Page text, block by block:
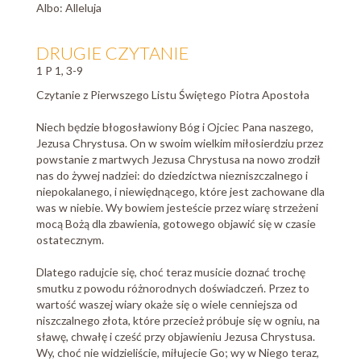
Albo: Alleluja
DRUGIE CZYTANIE
1 P 1, 3-9
Czytanie z Pierwszego Listu Świętego Piotra Apostoła
Niech będzie błogosławiony Bóg i Ojciec Pana naszego,
Jezusa Chrystusa. On w swoim wielkim miłosierdziu przez
powstanie z martwych Jezusa Chrystusa na nowo zrodził
nas do żywej nadziei: do dziedzictwa niezniszczalnego i
niepokalanego, i niewiędnącego, które jest zachowane dla
was w niebie. Wy bowiem jesteście przez wiarę strzeżeni
mocą Bożą dla zbawienia, gotowego objawić się w czasie
ostatecznym.
Dlatego radujcie się, choć teraz musicie doznać trochę
smutku z powodu różnorodnych doświadczeń. Przez to
wartość waszej wiary okaże się o wiele cenniejsza od
niszczalnego złota, które przecież próbuje się w ogniu, na
sławę, chwałę i cześć przy objawieniu Jezusa Chrystusa.
Wy, choć nie widzieliście, miłujecie Go; wy w Niego teraz,